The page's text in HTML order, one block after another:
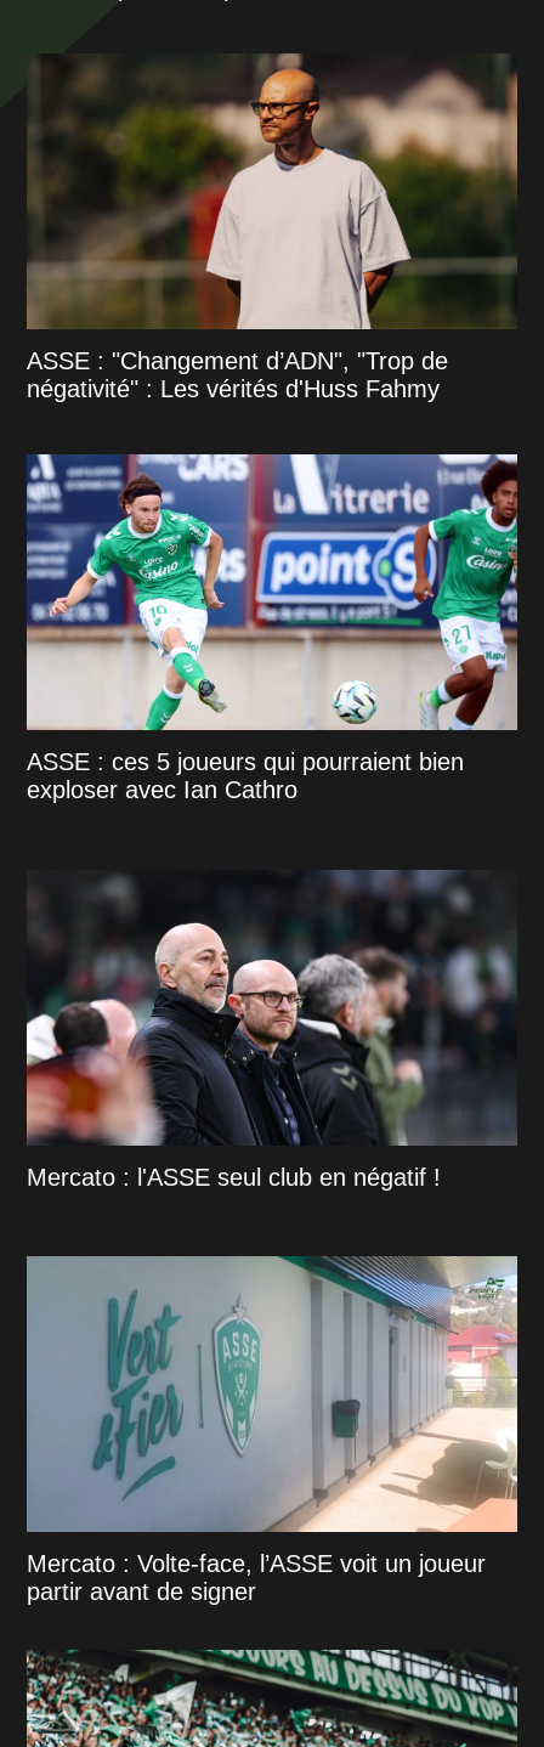
ASSE : "Changement d’ADN", "Trop de
négativité" : Les vérités d'Huss Fahmy
ASSE : ces 5 joueurs qui pourraient bien
exploser avec Ian Cathro
Mercato : l'ASSE seul club en négatif !
Mercato : Volte-face, l’ASSE voit un joueur
partir avant de signer